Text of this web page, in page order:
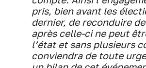
pris, bien avant les
dernier, de reconduire
après celle-ci ne peut
l’état et sans plusieurs
conviendra de toute